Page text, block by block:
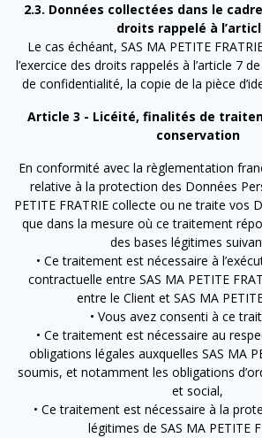
2.3. Données collectées dans le
droits rappelé à
Le cas échéant, SAS MA PETITE
l’exercice des droits rappelés à l’article 7
de confidentialité, la copie de la pièce
Article 3 - Licéité, finalités de
conservation
En conformité avec la règlementation
relative à la protection des Données
PETITE FRATRIE collecte ou ne traite vos
que dans la mesure où ce traitement
des bases légitimes
• Ce traitement est nécessaire à
contractuelle entre SAS MA PETITE
entre le Client et SAS MA
• Vous avez consenti à ce
• Ce traitement est nécessaire au
obligations légales auxquelles SAS MA
soumis, et notamment les obligations
et social,
• Ce traitement est nécessaire à la
légitimes de SAS MA PETITE